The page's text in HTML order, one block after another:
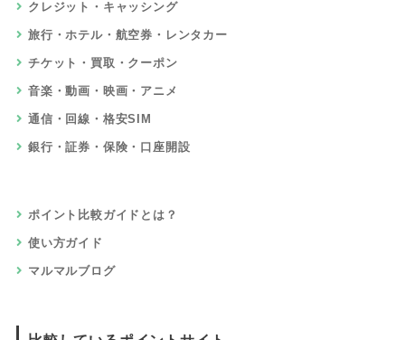
クレジット・キャッシング
旅行・ホテル・航空券・レンタカー
チケット・買取・クーポン
音楽・動画・映画・アニメ
通信・回線・格安SIM
銀行・証券・保険・口座開設
ポイント比較ガイドとは？
使い方ガイド
マルマルブログ